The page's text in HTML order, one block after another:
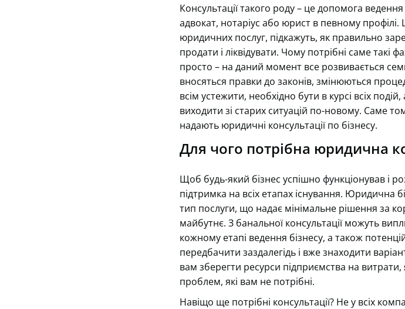
Консультації такого роду – це допомога
адвокат, нотаріус або юрист в певному
юридичних послуг, підкажуть, як правильно
продати і ліквідувати. Чому потрібні саме такі
просто – на даний момент все розвивається
вносяться правки до законів, змінюються
всім устежити, необхідно бути в курсі всіх
виходити зі старих ситуацій по-новому. Саме
надають юридичні консультації по бізнесу.
Для чого потрібна юридична
Щоб будь-який бізнес успішно функціонував і
підтримка на всіх етапах існування. Юридична
тип послуги, що надає мінімальне рішення за
майбутнє. З банальної консультації можуть
кожному етапі ведення бізнесу, а також
передбачити заздалегідь і вже знаходити
вам зберегти ресурси підприємства на
проблем, які вам не потрібні.
Навіщо ще потрібні консультації? Не у всіх